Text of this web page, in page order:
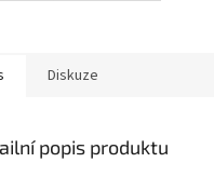
Diskuze
popis produktu